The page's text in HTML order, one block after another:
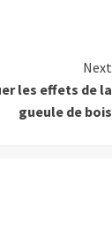
Next
les effets de la
gueule de bois